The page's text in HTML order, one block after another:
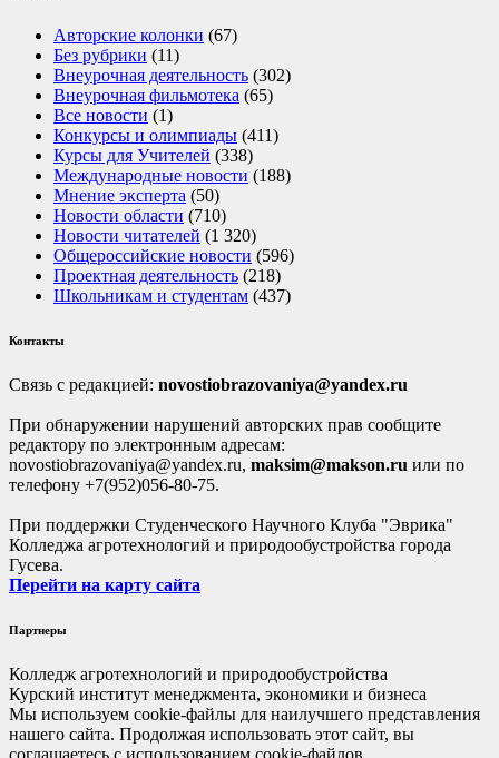
Авторские колонки (67)
Без рубрики (11)
Внеурочная деятельность (302)
Внеурочная фильмотека (65)
Все новости (1)
Конкурсы и олимпиады (411)
Курсы для Учителей (338)
Международные новости (188)
Мнение эксперта (50)
Новости области (710)
Новости читателей (1 320)
Общероссийские новости (596)
Проектная деятельность (218)
Школьникам и студентам (437)
Контакты
Связь с редакцией: novostiobrazovaniya@yandex.ru
При обнаружении нарушений авторских прав сообщите
редактору по электронным адресам:
novostiobrazovaniya@yandex.ru, maksim@makson.ru или по
телефону +7(952)056-80-75.
При поддержки Студенческого Научного Клуба "Эврика"
Колледжа агротехнологий и природообустройства города
Гусева.
Перейти на карту сайта
Партнеры
Колледж агротехнологий и природообустройства
Курский институт менеджмента, экономики и бизнеса
Мы используем cookie-файлы для наилучшего представления
нашего сайта. Продолжая использовать этот сайт, вы